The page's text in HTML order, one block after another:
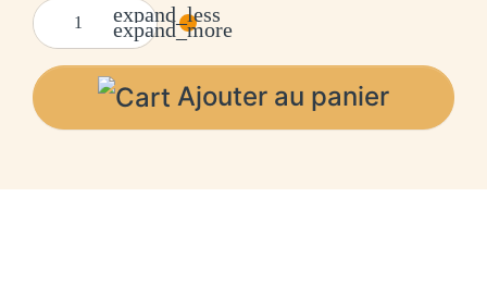
expand_less
expand_more
Ajouter au panier